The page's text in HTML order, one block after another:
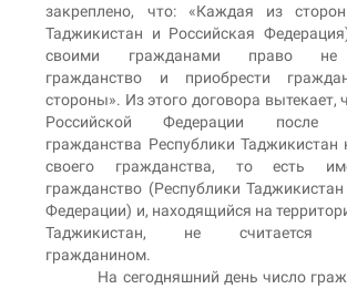
закреплено, что: «Каждая из
Таджикистан и Российская
своими гражданами право не
гражданство и приобрести
стороны». Из этого договора вытекает,
Российской Федерации после
гражданства Республики Таджикистан
своего гражданства, то есть
гражданство (Республики
Федерации) и, находящийся на
Таджикистан, не считается
гражданином.
На сегодняшний день число